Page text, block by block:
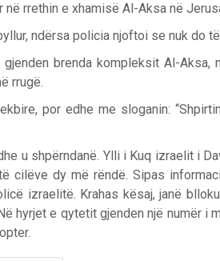
në rrethin e xhamisë Al-Aksa në
ndërsa policia njoftoi se nuk do
brenda kompleksit Al-Aksa,
rrugë.
por edhe me sloganin:
u shpërndanë. Ylli i Kuq izraelit i
cilëve dy më rëndë. Sipas
izraelitë. Krahas kësaj, janë
hyrjet e qytetit gjenden një numër i